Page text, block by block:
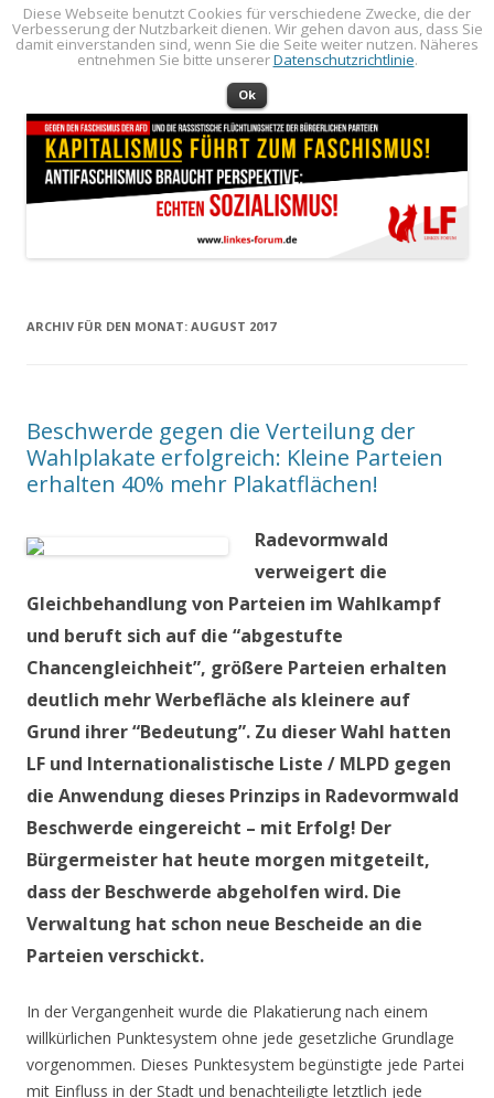
LINKES FORUM
Politik öffentlich machen!
Menü Zum Inhalt springen
ARCHIV FÜR DEN MONAT: AUGUST 2017
Beschwerde gegen die Verteilung der
Wahlplakate erfolgreich: Kleine Parteien
erhalten 40% mehr Plakatflächen!
Radevormwald
verweigert die
Gleichbehandlung von Parteien im Wahlkampf
und beruft sich auf die “abgestufte
Chancengleichheit”, größere Parteien erhalten
deutlich mehr Werbefläche als kleinere auf
Grund ihrer “Bedeutung”. Zu dieser Wahl hatten
LF und Internationalistische Liste / MLPD gegen
die Anwendung dieses Prinzips in Radevormwald
Beschwerde eingereicht – mit Erfolg! Der
Bürgermeister hat heute morgen mitgeteilt,
dass der Beschwerde abgeholfen wird. Die
Verwaltung hat schon neue Bescheide an die
Parteien verschickt.
In der Vergangenheit wurde die Plakatierung nach einem
willkürlichen Punktesystem ohne jede gesetzliche Grundlage
vorgenommen. Dieses Punktesystem begünstigte jede Partei
mit Einfluss in der Stadt und benachteiligte letztlich jede
Diese Webseite benutzt Cookies für verschiedene Zwecke, die der
Verbesserung der Nutzbarkeit dienen. Wir gehen davon aus, dass Sie
damit einverstanden sind, wenn Sie die Seite weiter nutzen. Näheres
entnehmen Sie bitte unsererDatenschutzrichtlinie.
Ok